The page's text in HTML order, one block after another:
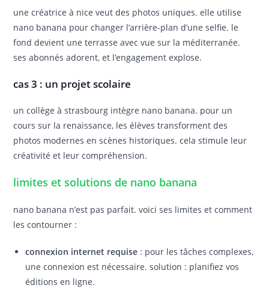
une créatrice à nice veut des photos uniques. elle utilise
nano banana pour changer l’arrière-plan d’une selfie. le
fond devient une terrasse avec vue sur la méditerranée.
ses abonnés adorent, et l’engagement explose.
cas 3 : un projet scolaire
un collège à strasbourg intègre nano banana. pour un
cours sur la renaissance, les élèves transforment des
photos modernes en scènes historiques. cela stimule leur
créativité et leur compréhension.
limites et solutions de nano banana
nano banana n’est pas parfait. voici ses limites et comment
les contourner :
connexion internet requise : pour les tâches complexes,
une connexion est nécessaire. solution : planifiez vos
éditions en ligne.